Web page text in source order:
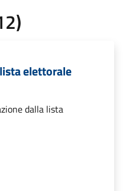
elettorale
dalla lista